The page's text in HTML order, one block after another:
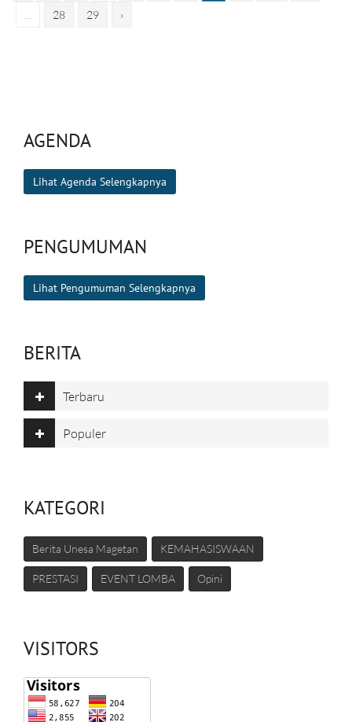
28 29 ›
AGENDA
Lihat Agenda Selengkapnya
PENGUMUMAN
Lihat Pengumuman Selengkapnya
BERITA
Terbaru
Populer
KATEGORI
Berita Unesa Magetan KEMAHASISWAAN
PRESTASI EVENT LOMBA Opini
VISITORS